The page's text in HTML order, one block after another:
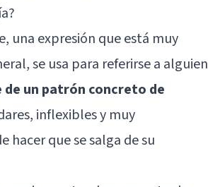
una expresión que está muy
se usa para referirse a alguien
de un patrón concreto de
inflexibles y muy
hacer que se salga de su